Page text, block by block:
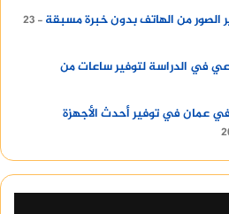
الصور من الهاتف بدون خبرة مسبقة
23
في الدراسة لتوفير ساعات من
عمان في توفير أحدث الأجهزة